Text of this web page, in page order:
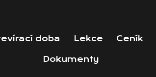
doba Lekce Ceník
Dokumenty